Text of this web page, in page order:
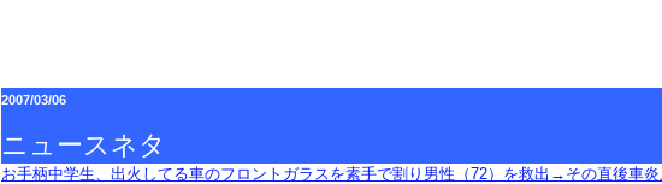
2007/03/06
ニュースネタ
お手柄中学生、出火してる車のフロントガラスを素手で割り男性（72）を救出→その直後車